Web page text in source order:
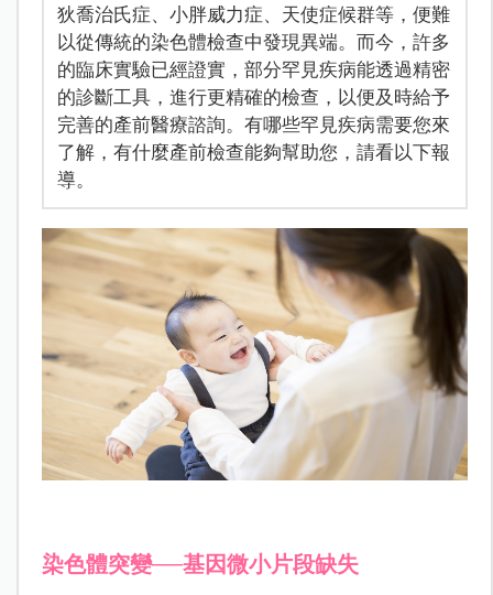
狄喬治氏症、小胖威力症、天使症候群等，便難
以從傳統的染色體檢查中發現異端。而今，許多
的臨床實驗已經證實，部分罕見疾病能透過精密
的診斷工具，進行更精確的檢查，以便及時給予
完善的產前醫療諮詢。有哪些罕見疾病需要您來
了解，有什麼產前檢查能夠幫助您，請看以下報
導。
染色體突變──基因微小片段缺失